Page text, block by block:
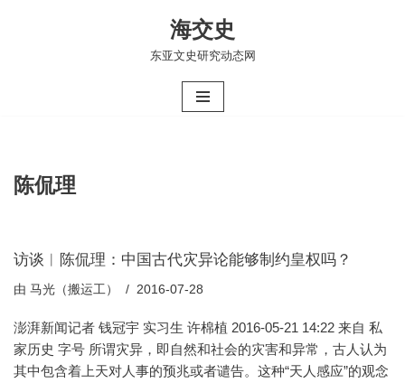
海交史
东亚文史研究动态网
陈侃理
访谈︱陈侃理：中国古代灾异论能够制约皇权吗？
由 马光（搬运工） 2016-07-28
澎湃新闻记者 钱冠宇 实习生 许棉植 2016-05-21 14:22 来自 私
家历史 字号 所谓灾异，即自然和社会的灾害和异常，古人认为
其中包含着上天对人事的预兆或者谴告。这种“天人感应”的观念